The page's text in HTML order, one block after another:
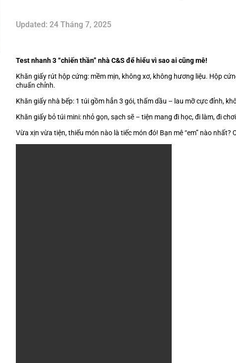
Updated: 24 Tháng 7, 2025
Test nhanh 3 “chiến thần” nhà C&S để hiểu vì sao ai cũng mê!
Khăn giấy rút hộp cứng: mềm mịn, không xơ, không hương liệu. Hộp
chuẩn chỉnh.
Khăn giấy nhà bếp: 1 túi gồm hẳn 3 gói, thấm dầu – lau mỡ cực đỉnh,
Khăn giấy bỏ túi mini: nhỏ gọn, sạch sẽ – tiện mang đi học, đi làm, đi
Vừa xịn vừa tiện, thiếu món nào là tiếc món đó! Bạn mê “em” nào